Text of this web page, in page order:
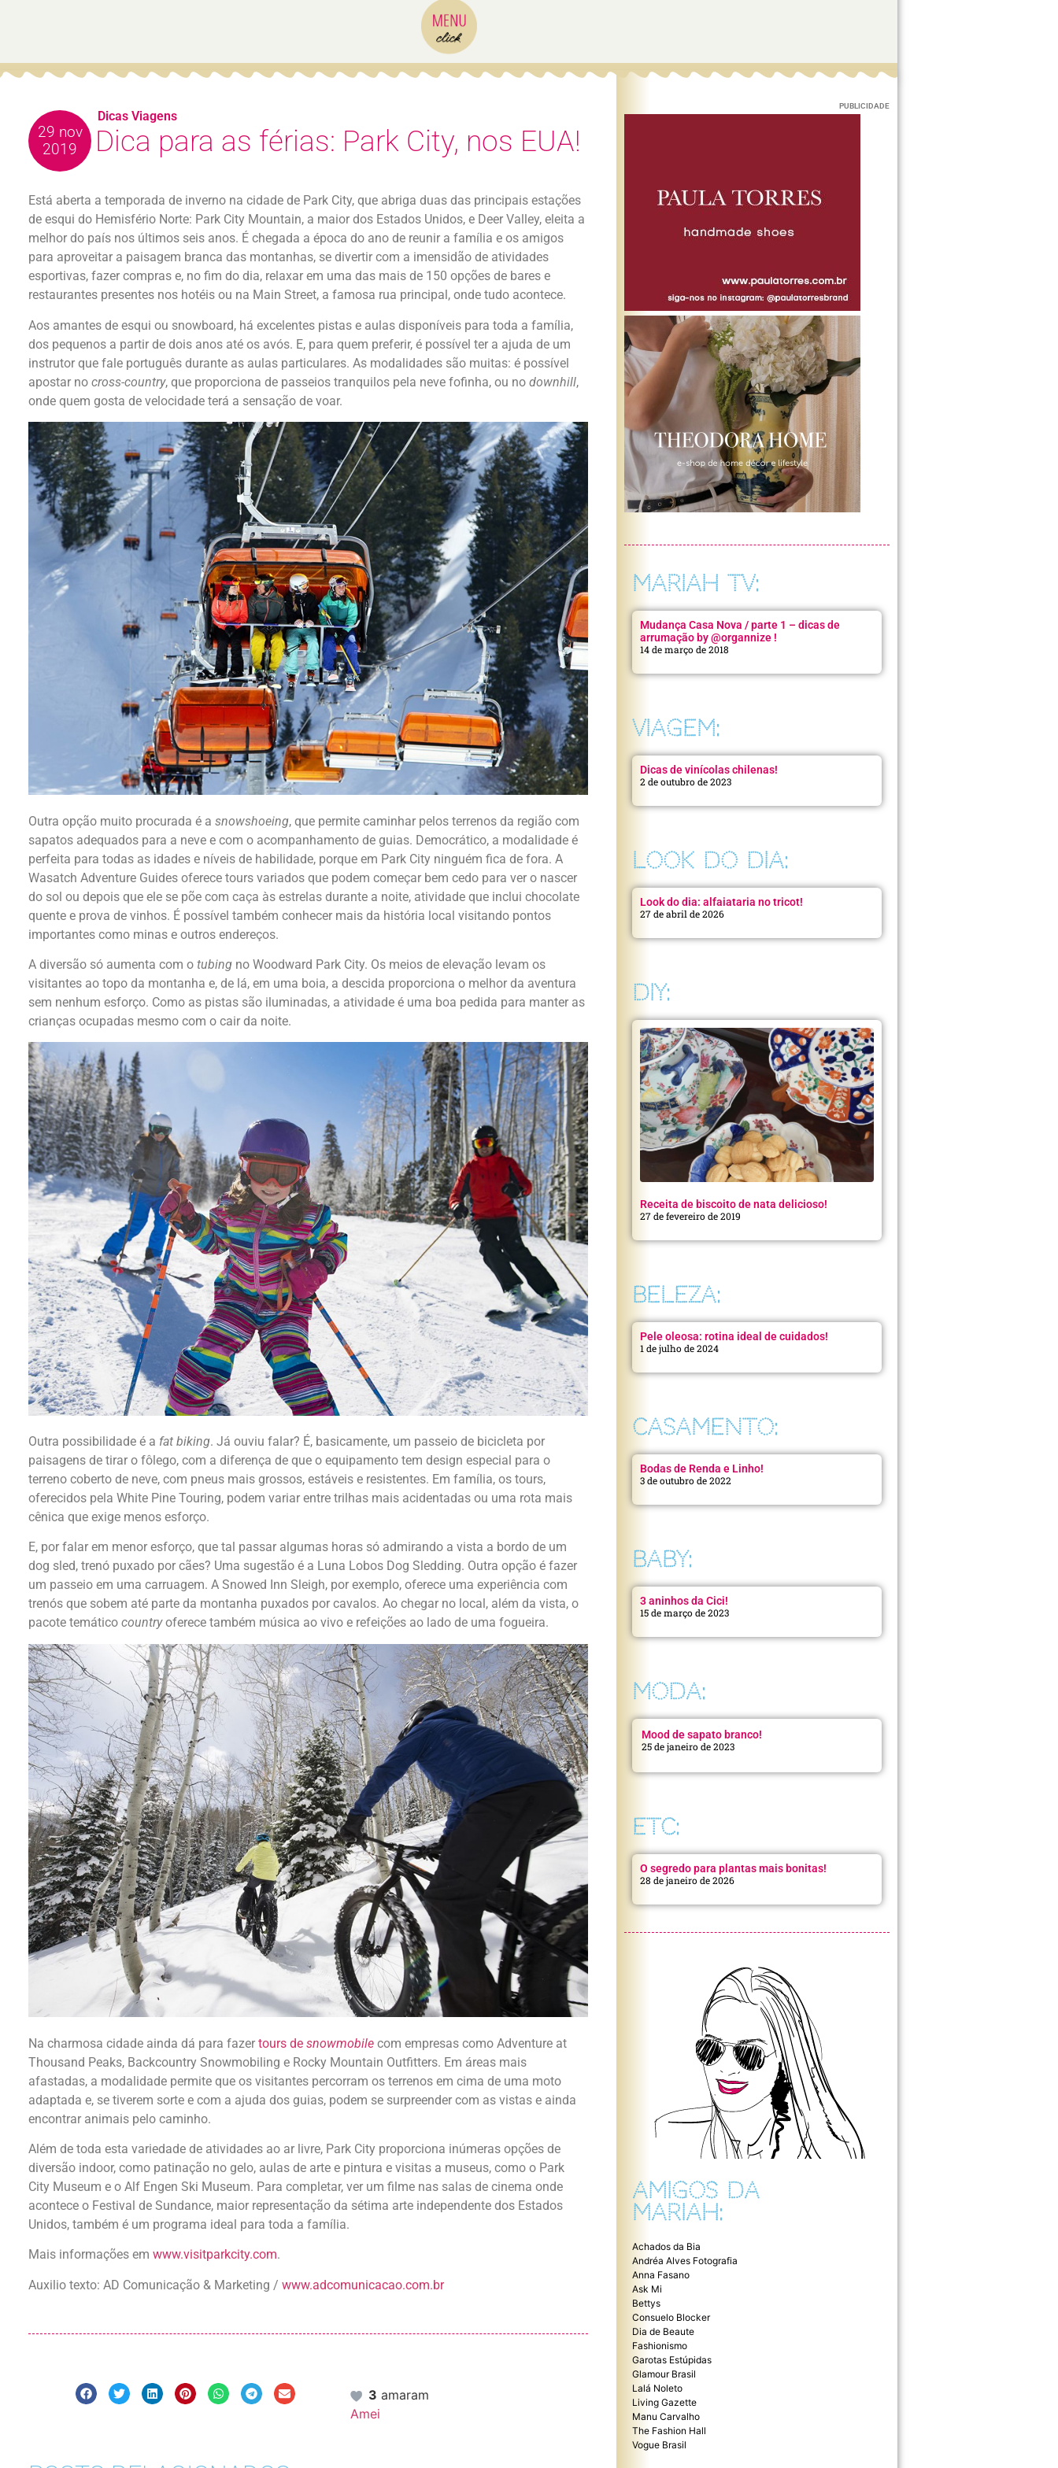
29 nov
2019
Dica para as férias: Park City, nos EUA!
Está aberta a temporada de inverno na cidade de Park City, que abriga duas das principais estações
de esqui do Hemisfério Norte: Park City Mountain, a maior dos Estados Unidos, e Deer Valley, eleita a
melhor do país nos últimos seis anos. É chegada a época do ano de reunir a família e os amigos
para aproveitar a paisagem branca das montanhas, se divertir com a imensidão de atividades
esportivas, fazer compras e, no fim do dia, relaxar em uma das mais de 150 opções de bares e
restaurantes presentes nos hotéis ou na Main Street, a famosa rua principal, onde tudo acontece.
Aos amantes de esqui ou snowboard, há excelentes pistas e aulas disponíveis para toda a família,
dos pequenos a partir de dois anos até os avós. E, para quem preferir, é possível ter a ajuda de um
instrutor que fale português durante as aulas particulares. As modalidades são muitas: é possível
apostar no cross-country, que proporciona de passeios tranquilos pela neve fofinha, ou no downhill,
onde quem gosta de velocidade terá a sensação de voar.
Outra opção muito procurada é a snowshoeing, que permite caminhar pelos terrenos da região com
sapatos adequados para a neve e com o acompanhamento de guias. Democrático, a modalidade é
perfeita para todas as idades e níveis de habilidade, porque em Park City ninguém fica de fora. A
Wasatch Adventure Guides oferece tours variados que podem começar bem cedo para ver o nascer
do sol ou depois que ele se põe com caça às estrelas durante a noite, atividade que inclui chocolate
quente e prova de vinhos. É possível também conhecer mais da história local visitando pontos
importantes como minas e outros endereços.
A diversão só aumenta com o tubing no Woodward Park City. Os meios de elevação levam os
visitantes ao topo da montanha e, de lá, em uma boia, a descida proporciona o melhor da aventura
sem nenhum esforço. Como as pistas são iluminadas, a atividade é uma boa pedida para manter as
crianças ocupadas mesmo com o cair da noite.
Outra possibilidade é a fat biking. Já ouviu falar? É, basicamente, um passeio de bicicleta por
paisagens de tirar o fôlego, com a diferença de que o equipamento tem design especial para o
terreno coberto de neve, com pneus mais grossos, estáveis e resistentes. Em família, os tours,
oferecidos pela White Pine Touring, podem variar entre trilhas mais acidentadas ou uma rota mais
cênica que exige menos esforço.
E, por falar em menor esforço, que tal passar algumas horas só admirando a vista a bordo de um
dog sled, trenó puxado por cães? Uma sugestão é a Luna Lobos Dog Sledding. Outra opção é fazer
um passeio em uma carruagem. A Snowed Inn Sleigh, por exemplo, oferece uma experiência com
trenós que sobem até parte da montanha puxados por cavalos. Ao chegar no local, além da vista, o
pacote temático countryoferece também música ao vivo e refeições ao lado de uma fogueira.
Na charmosa cidade ainda dá para fazer tours de snowmobile com empresas como Adventure at
Thousand Peaks, Backcountry Snowmobiling e Rocky Mountain Outfitters. Em áreas mais
afastadas, a modalidade permite que os visitantes percorram os terrenos em cima de uma moto
adaptada e, se tiverem sorte e com a ajuda dos guias, podem se surpreender com as vistas e ainda
encontrar animais pelo caminho.
Além de toda esta variedade de atividades ao ar livre, Park City proporciona inúmeras opções de
diversão indoor, como patinação no gelo, aulas de arte e pintura e visitas a museus, como o Park
City Museum e o Alf Engen Ski Museum. Para completar, ver um filme nas salas de cinema onde
acontece o Festival de Sundance, maior representação da sétima arte independente dos Estados
Unidos, também é um programa ideal para toda a família.
Mais informações em www.visitparkcity.com.
Auxilio texto: AD Comunicação & Marketing / www.adcomunicacao.com.br
3 amaram
Amei
Dicas Viagens
PUBLICIDADE
MARIAH TV:
Mudança Casa Nova / parte 1 – dicas de
arrumação by @organnize !
14 de março de 2018
VIAGEM:
Dicas de vinícolas chilenas!
2 de outubro de 2023
LOOK DO DIA:
Look do dia: alfaiataria no tricot!
27 de abril de 2026
DIY:
Receita de biscoito de nata delicioso!
27 de fevereiro de 2019
BELEZA:
Pele oleosa: rotina ideal de cuidados!
1 de julho de 2024
CASAMENTO:
Bodas de Renda e Linho!
3 de outubro de 2022
BABY:
3 aninhos da Cici!
15 de março de 2023
MODA:
Mood de sapato branco!
25 de janeiro de 2023
ETC:
O segredo para plantas mais bonitas!
28 de janeiro de 2026
AMIGOS DA
MARIAH:
Achados da Bia
Andréa Alves Fotografia
Anna Fasano
Ask Mi
Bettys
Consuelo Blocker
Dia de Beaute
Fashionismo
Garotas Estúpidas
Glamour Brasil
Lalá Noleto
Living Gazette
Manu Carvalho
The Fashion Hall
Vogue Brasil